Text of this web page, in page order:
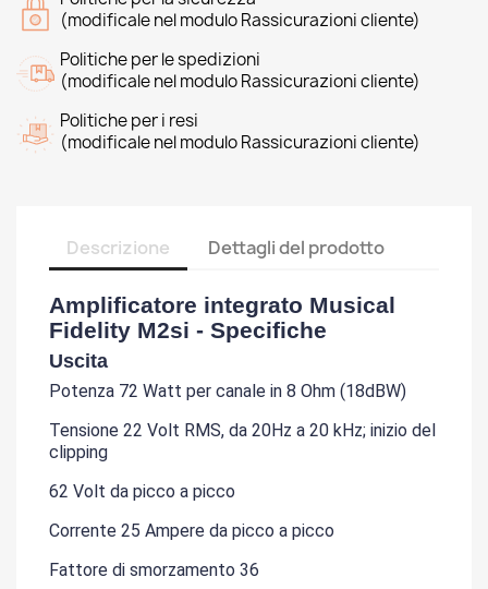
(modificale nel modulo Rassicurazioni cliente)
Politiche per le spedizioni
(modificale nel modulo Rassicurazioni cliente)
Politiche per i resi
(modificale nel modulo Rassicurazioni cliente)
Descrizione Dettagli del prodotto
Amplificatore integrato Musical
Fidelity M2si - Specifiche
Uscita
Potenza 72 Watt per canale in 8 Ohm (18dBW)
Tensione 22 Volt RMS, da 20Hz a 20 kHz; inizio del
clipping
62 Volt da picco a picco
Corrente 25 Ampere da picco a picco
Fattore di smorzamento 36